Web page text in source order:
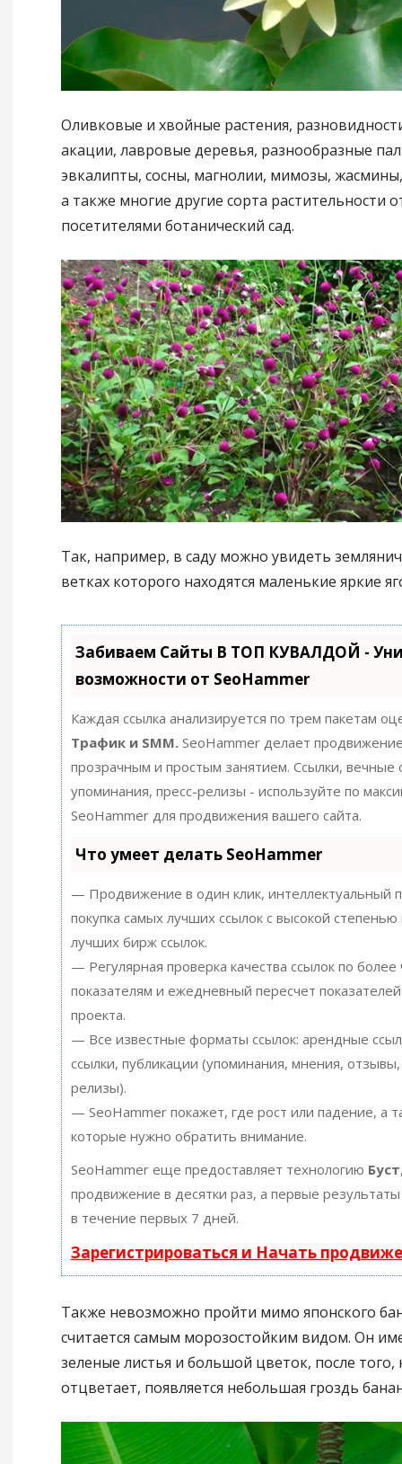
Оливковые и хвойные растения,
акации, лавровые деревья, разнообразные
эвкалипты, сосны, магнолии, мимозы,
а также многие другие сорта растительности
посетителями ботанический сад.
Так, например, в саду можно увидеть
ветках которого находятся маленькие яркие
Забиваем Сайты В ТОП КУВАЛДОЙ -
возможности от SeoHammer
Каждая ссылка анализируется по трем пакетам
Трафик и SMM.SeoHammer делает
прозрачным и простым занятием. Ссылки, вечные
упоминания, пресс-релизы - используйте по
SeoHammer для продвижения вашего сайта.
Что умеет делать SeoHammer
— Продвижение в один клик, интеллектуальный
покупка самых лучших ссылок с высокой степенью
лучших бирж ссылок.
— Регулярная проверка качества ссылок по
показателям и ежедневный пересчет показателей
проекта.
— Все известные форматы ссылок: арендные
ссылки, публикации (упоминания, мнения, отзывы,
релизы).
— SeoHammer покажет, где рост или падение, а
которые нужно обратить внимание.
SeoHammer еще предоставляет технологию Буст
продвижение в десятки раз, а первые
в течение первых 7 дней.
Зарегистрироваться и Начать
Также невозможно пройти мимо японского
считается самым морозостойким видом. Он
зеленые листья и большой цветок, после того,
отцветает, появляется небольшая гроздь